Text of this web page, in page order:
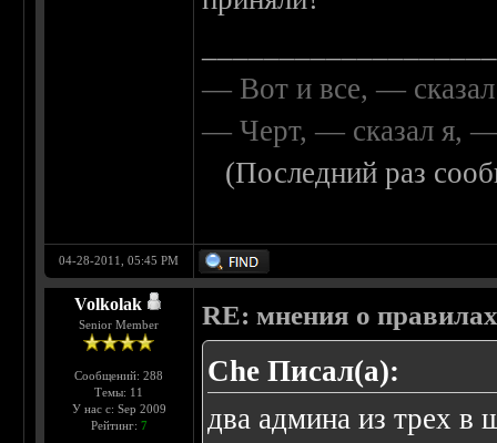
— Вот и все, —
— Черт, — сказал я, —
(Последний раз
04-28-2011, 05:45 PM
Volkolak
Senior Member
Сообщений: 288
Темы: 11
У нас с: Sep 2009
Рейтинг: 7
RE: мнения о
Che Писал(а):
два админа из трех в